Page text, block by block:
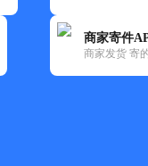
商家寄件
商家发货 寄